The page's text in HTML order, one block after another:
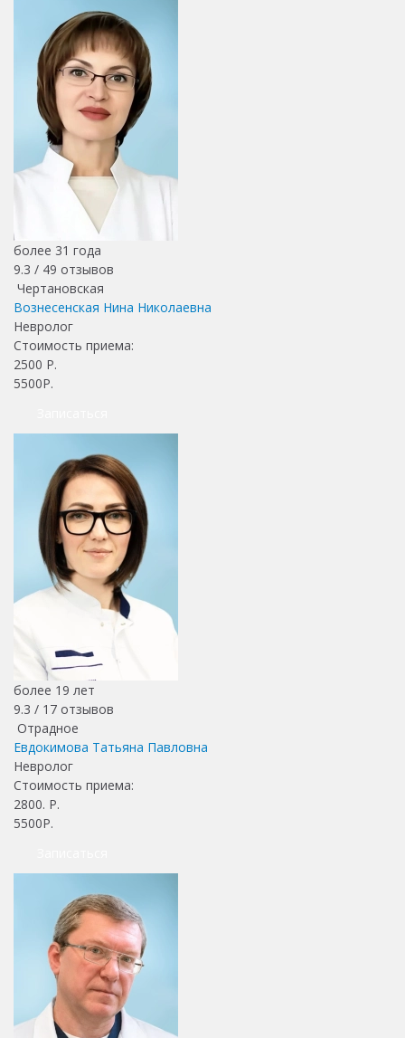
более 31 года
9.3 / 49 отзывов
Чертановская
Вознесенская Нина Николаевна
Невролог
Стоимость приема:
2500 Р.
5500Р.
более 19 лет
9.3 / 17 отзывов
Отрадное
Евдокимова Татьяна Павловна
Невролог
Стоимость приема:
2800. Р.
5500Р.